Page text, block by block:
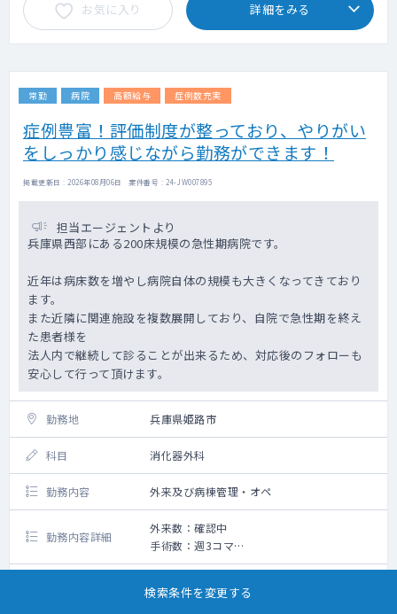
・手術時の麻酔：常勤麻酔医が担当
・手術室：4室中1室使用
手の外科
脊椎・腰椎 など
お気に入り 詳細をみる
常勤 病院 高額給与 症例数充実
症例豊富！評価制度が整っており、やりがい
をしっかり感じながら勤務ができます！
掲載更新日 : 2026年08月06日 案件番号 : 24-JW007895
担当エージェントより
兵庫県西部にある200床規模の急性期病院です。
近年は病床数を増やし病院自体の規模も大きくなってきており
ます。
また近隣に関連施設を複数展開しており、自院で急性期を終え
た患者様を
法人内で継続して診ることが出来るため、対応後のフォローも
安心して行って頂けます。
勤務地 兵庫県姫路市
科目 消化器外科
勤務内容 外来及び病棟管理・オペ
勤務内容詳細
外来数：確認中
手術数：週3コマ
＜業務内容＞
週：2コマ担当程度 （1診制、午前診のみ）
検索条件を変更する